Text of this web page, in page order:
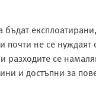
почти не се
разходите се
и достъпни за